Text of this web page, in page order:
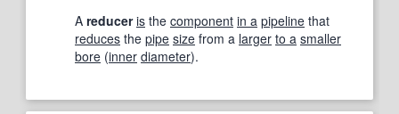
A reducer is the component in a pipeline that
reduces the pipe size from a larger to a smaller
bore (inner diameter).